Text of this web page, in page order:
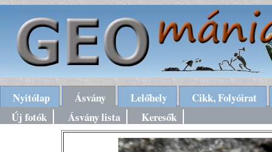
Nyitólap Ásvány Lelőhely
Cikk, Folyóirat
Új fotók
Ásvány lista Keresők